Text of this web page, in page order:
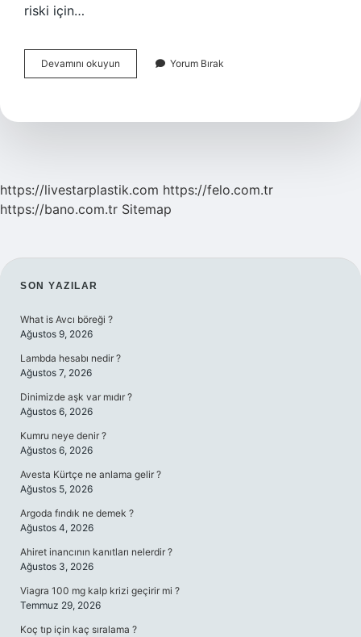
riski için…
Devamını okuyun
Krizinde
Kadar
Yorum Bırak
https://livestarplastik.com https://felo.com.tr
https://bano.com.tr Sitemap
SIDEBAR
SON YAZILAR
What is Avcı böreği ?
Ağustos 9, 2026
Lambda hesabı nedir ?
Ağustos 7, 2026
Dinimizde aşk var mıdır ?
Ağustos 6, 2026
Kumru neye denir ?
Ağustos 6, 2026
Avesta Kürtçe ne anlama gelir ?
Ağustos 5, 2026
Argoda fındık ne demek ?
Ağustos 4, 2026
Ahiret inancının kanıtları nelerdir ?
Ağustos 3, 2026
Viagra 100 mg kalp krizi geçirir mi ?
Temmuz 29, 2026
Koç tıp için kaç sıralama ?